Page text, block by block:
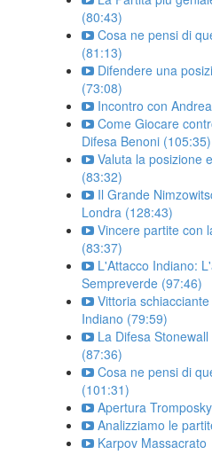
(80:43)
Cosa ne pensi di
(81:13)
Difendere una
(73:08)
Incontro con
Come Giocare
Difesa Benoni (105:35)
Valuta la posizione
(83:32)
Il Grande
Londra (128:43)
Vincere partite con
(83:37)
L'Attacco Indiano:
Sempreverde (97:46)
Vittoria
Indiano (79:59)
La Difesa
(87:36)
Cosa ne pensi di
(101:31)
Apertura
Analizziamo le
Karpov Massacrato